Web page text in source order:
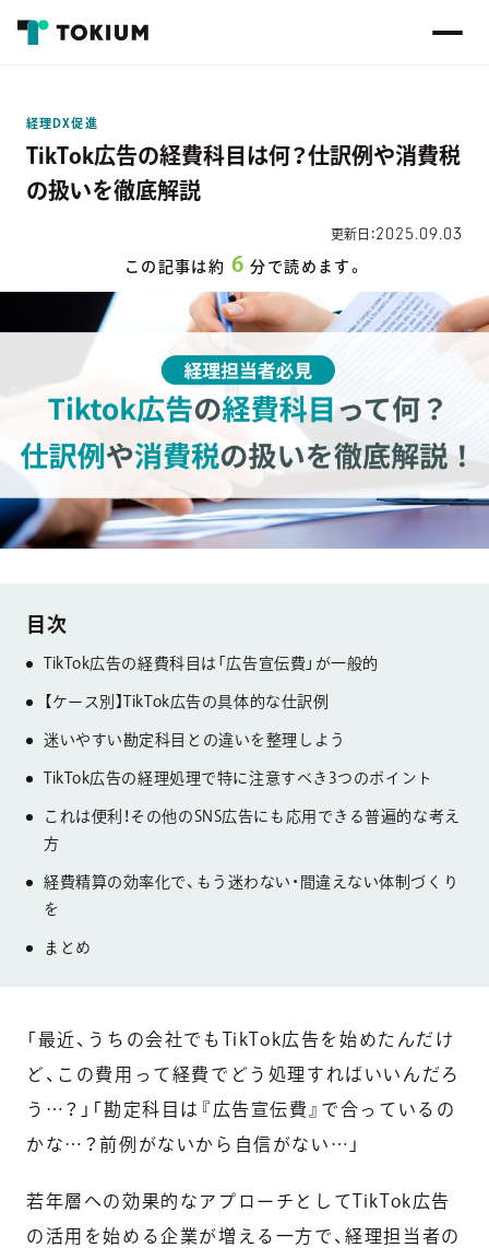
経理DX促進
TikTok広告の経費科目は何？仕訳例や消費税
の扱いを徹底解説
更新日：2025.09.03
この記事は約 6分で読めます。
TikTok広告の経費科目は「広告宣伝費」が一般的
【ケース別】TikTok広告の具体的な仕訳例
迷いやすい勘定科目との違いを整理しよう
TikTok広告の経理処理で特に注意すべき3つのポイント
これは便利！その他のSNS広告にも応用できる普遍的な考え
方
経費精算の効率化で、もう迷わない・間違えない体制づくり
を
まとめ
「最近、うちの会社でもTikTok広告を始めたんだけ
ど、この費用って経費でどう処理すればいいんだろ
う…？」「勘定科目は『広告宣伝費』で合っているの
かな…？前例がないから自信がない…」
若年層への効果的なアプローチとしてTikTok広告
の活用を始める企業が増える一方で、経理担当者の